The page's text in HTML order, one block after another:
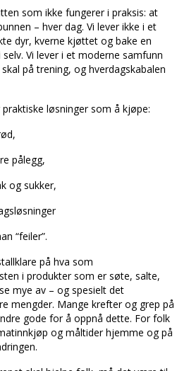
som ikke fungerer i praksis: at
– hver dag. Vi lever ikke i et
dyr, kverne kjøttet og bake en
Vi lever i et moderne samfunn
på trening, og hverdagskabalen
løsninger som å kjøpe:
pålegg,
og sukker,
“feiler”.
på hva som
i produkter som er søte, salte,
mye av – og spesielt det
mengder. Mange krefter og grep på
gode for å oppnå dette. For folk
og måltider hjemme og på